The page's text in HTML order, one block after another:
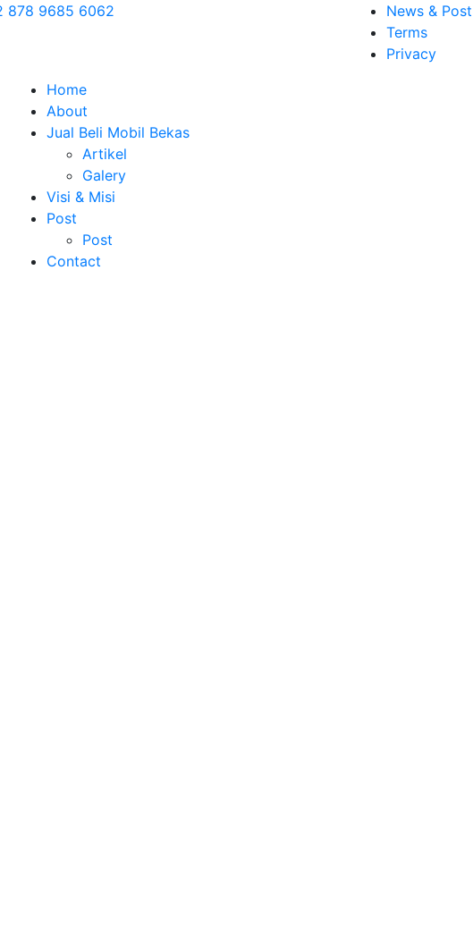
878 9685 6062
News & Post
Terms
Privacy
Home
About
Jual Beli Mobil Bekas
Artikel
Galery
Visi & Misi
Post
Post
Contact